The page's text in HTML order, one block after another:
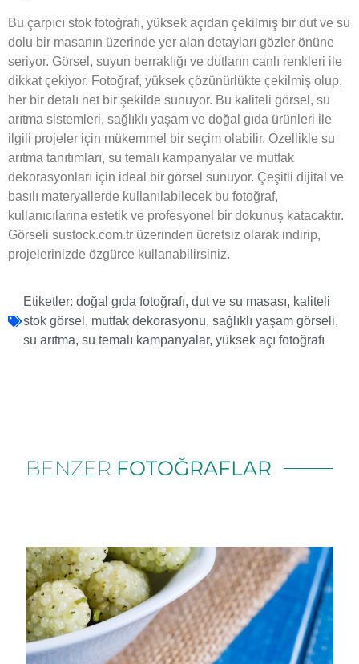
Bu çarpıcı stok fotoğrafı, yüksek açıdan çekilmiş bir dut ve su
dolu bir masanın üzerinde yer alan detayları gözler önüne
seriyor. Görsel, suyun berraklığı ve dutların canlı renkleri ile
dikkat çekiyor. Fotoğraf, yüksek çözünürlükte çekilmiş olup,
her bir detalı net bir şekilde sunuyor. Bu kaliteli görsel, su
arıtma sistemleri, sağlıklı yaşam ve doğal gıda ürünleri ile
ilgili projeler için mükemmel bir seçim olabilir. Özellikle su
arıtma tanıtımları, su temalı kampanyalar ve mutfak
dekorasyonları için ideal bir görsel sunuyor. Çeşitli dijital ve
basılı materyallerde kullanılabilecek bu fotoğraf,
kullanıcılarına estetik ve profesyonel bir dokunuş katacaktır.
Görseli sustock.com.tr üzerinden ücretsiz olarak indirip,
projelerinizde özgürce kullanabilirsiniz.
Etiketler: doğal gıda fotoğrafı, dut ve su masası, kaliteli
stok görsel , mutfak dekorasyonu, sağlıklı yaşam görseli,
su arıtma, su temalı kampanyalar, yüksek açı fotoğrafı
BENZER FOTOĞRAFLAR